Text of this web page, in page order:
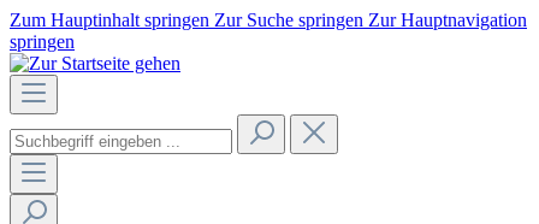
Zum Hauptinhalt springen Zur Suche springen Zur Hauptnavigation
springen